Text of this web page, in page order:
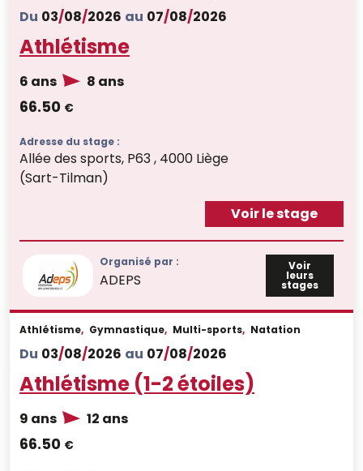
Organisé par :
ADEPS
Voir
leurs
stages
Du 03/08/2026 au 07/08/2026
Athlétisme
6 ans 8 ans
66.50 €
Adresse du stage :
Allée des sports, P63 , 4000 Liège
(Sart-Tilman)
Voir le stage
Athlétisme, Gymnastique, Multi-sports, Natation
Du 03/08/2026 au 07/08/2026
Athlétisme (1-2 étoiles)
9 ans 12 ans
66.50 €